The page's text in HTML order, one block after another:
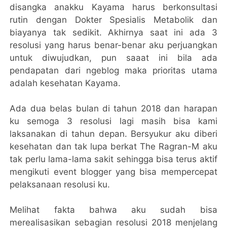
disangka anakku Kayama harus berkonsultasi
rutin dengan Dokter Spesialis Metabolik dan
biayanya tak sedikit. Akhirnya saat ini ada 3
resolusi yang harus benar-benar aku perjuangkan
untuk diwujudkan, pun saaat ini bila ada
pendapatan dari ngeblog maka prioritas utama
adalah kesehatan Kayama.
Ada dua belas bulan di tahun 2018 dan harapan
ku semoga 3 resolusi lagi masih bisa kami
laksanakan di tahun depan. Bersyukur aku diberi
kesehatan dan tak lupa berkat The Ragran-M aku
tak perlu lama-lama sakit sehingga bisa terus aktif
mengikuti event blogger yang bisa mempercepat
pelaksanaan resolusi ku.
Melihat fakta bahwa aku sudah bisa
merealisasikan sebagian resolusi 2018 menjelang